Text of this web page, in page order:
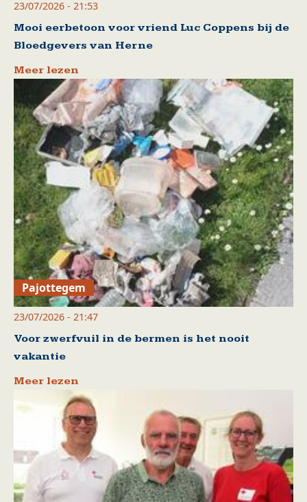
23/07/2026 - 21:53
Mooi eerbetoon voor vriend Luc Coppens bij de
Bloedgevers van Herne
Meer lezen
Pajottegem
23/07/2026 - 21:47
Voor zwerfvuil in de bermen is het nooit
vakantie
Meer lezen